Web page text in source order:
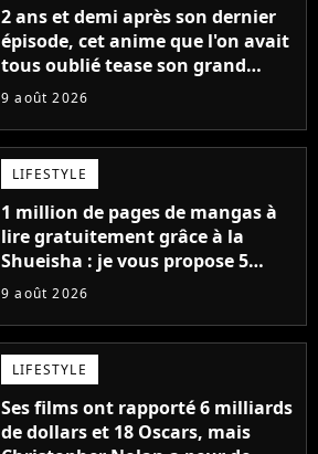
2 ans et demi après son dernier
épisode, cet anime que l'on avait
tous oublié tease son grand
retour
9 août 2026
LIFESTYLE
1 million de pages de mangas à
lire gratuitement grâce à la
Shueisha : je vous propose 5
mangas jamais sortis en France
9 août 2026
LIFESTYLE
Ses films ont rapporté 6 milliards
de dollars et 18 Oscars, mais